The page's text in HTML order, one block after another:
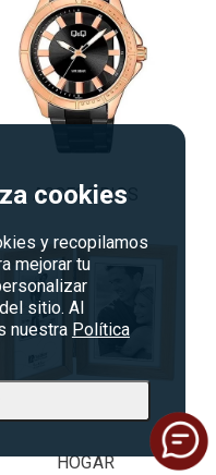
cookies
y recopilamos
mejorar tu
sitio. Al
nuestra Política
ACCESORIOS
HOGAR